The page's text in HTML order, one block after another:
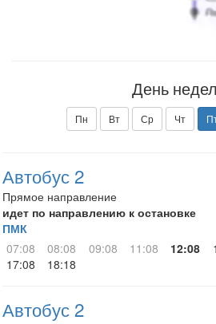
День
Пн Вт Ср Чт
Автобус 2
Прямое направление
идет по направлению к остановке
ПМК
07:08
08:08 09:08 11:08 12:08
17:08
18:18
Автобус 2